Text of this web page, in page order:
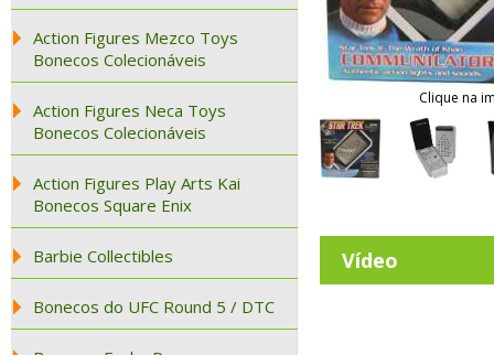
Action Figures Mezco Toys
Bonecos Colecionáveis
Action Figures Neca Toys
Bonecos Colecionáveis
Action Figures Play Arts Kai
Bonecos Square Enix
Barbie Collectibles
Bonecos do UFC Round 5 / DTC
Clique na
Vídeo